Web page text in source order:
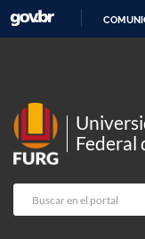
Federal